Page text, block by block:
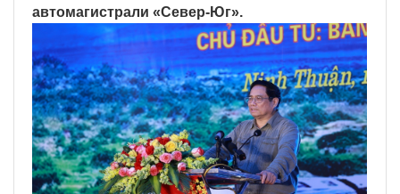
автомагистрали «Север-Юг».